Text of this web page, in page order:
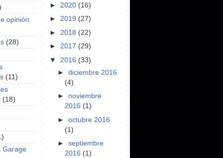
opinión
(28)
(11)
(18)
Garage
► 2020 (16)
► 2019 (27)
► 2018 (22)
► 2017 (29)
▼ 2016 (33)
►diciembre 2016
(4)
► noviembre
2016 (1)
►octubre 2016
(1)
►septiembre
2016 (1)